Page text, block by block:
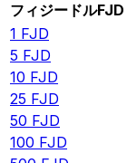
フィジードルFJD
1 FJD
5 FJD
10 FJD
25 FJD
50 FJD
100 FJD